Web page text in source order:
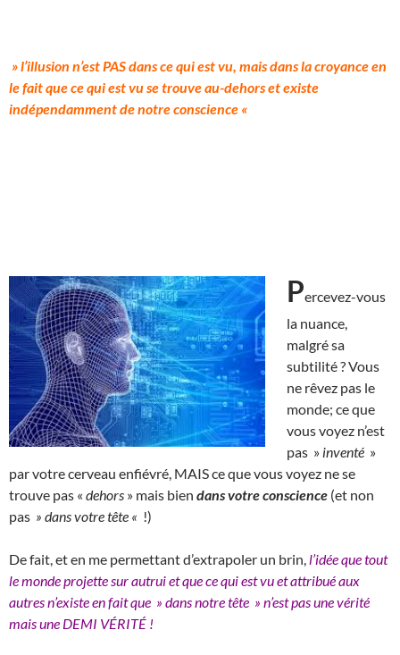
» l’illusion n’est PAS dans ce qui est vu, mais dans la croyance en
le fait que ce qui est vu se trouve au-dehors et existe
indépendamment de notre conscience «
Percevez-vous
la nuance,
malgré sa
subtilité ? Vous
ne rêvez pas le
monde; ce que
vous voyez n’est
pas » inventé »
par votre cerveau enfiévré, MAIS ce que vous voyez ne se
trouve pas « dehors » mais bien dans votre conscience (et non
pas » dans votre tête « !)
De fait, et en me permettant d’extrapoler un brin, l’idée que tout
le monde projette sur autrui et que ce qui est vu et attribué aux
autres n’existe en fait que » dans notre tête » n’est pas une vérité
mais une DEMI VÉRITÉ !